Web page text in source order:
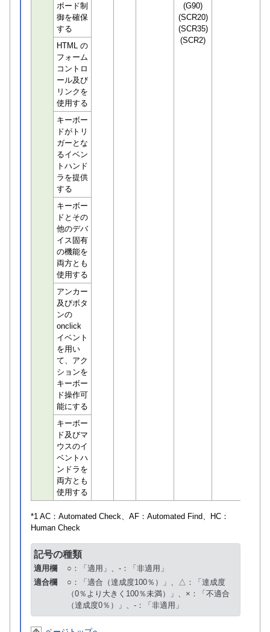
ボード制
御を確保
する
(G90)
(SCR20)
(SCR35)
(SCR2)
HTML の
フォーム
コントロ
ール及び
リンクを
使用する
キーボー
ドがトリ
ガーとな
るイベン
トハンド
ラを提供
する
キーボー
ドとその
他のデバ
イス固有
の機能を
両方とも
使用する
アンカー
及びボタ
ンの
onclick
イベント
を用い
て、アク
ションを
キーボー
ド操作可
能にする
キーボー
ド及びマ
ウスのイ
ベントハ
ンドラを
両方とも
使用する
*1 AC： Automated Check、AF： Automated Find、HC：
Human Check
記号の種類
適用欄
○：「適用」、-：「非適用」
適合欄
○：「適合（達成度100％）」、△：「達成度
（0％より大きく100％未満）」、×：「不適合
（達成度0％）」、-：「非適用」